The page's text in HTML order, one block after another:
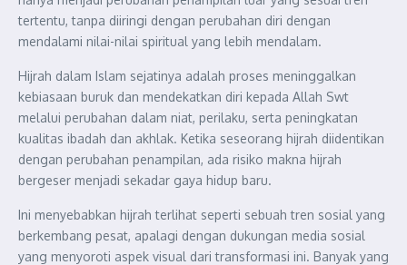
tertentu, tanpa diiringi dengan perubahan diri dengan
mendalami nilai-nilai spiritual yang lebih mendalam.
Hijrah dalam Islam sejatinya adalah proses meninggalkan
kebiasaan buruk dan mendekatkan diri kepada Allah Swt
melalui perubahan dalam niat, perilaku, serta peningkatan
kualitas ibadah dan akhlak. Ketika seseorang hijrah diidentikan
dengan perubahan penampilan, ada risiko makna hijrah
bergeser menjadi sekadar gaya hidup baru.
Ini menyebabkan hijrah terlihat seperti sebuah tren sosial yang
berkembang pesat, apalagi dengan dukungan media sosial
yang menyoroti aspek visual dari transformasi ini. Banyak yang